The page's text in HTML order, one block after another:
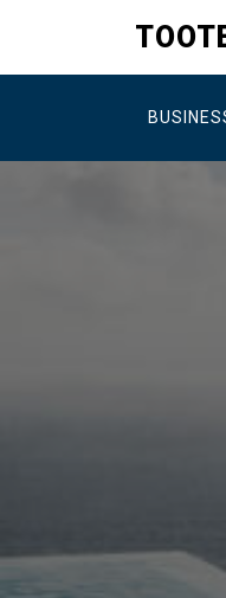
content